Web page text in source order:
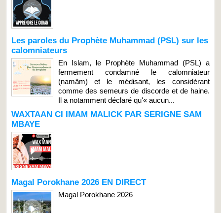
Les paroles du Prophète Muhammad (PSL) sur les
calomniateurs
En Islam, le Prophète Muhammad (PSL) a
fermement condamné le calomniateur
(namâm) et le médisant, les considérant
comme des semeurs de discorde et de haine.
Il a notamment déclaré qu'« aucun...
WAXTAAN CI IMAM MALICK PAR SERIGNE SAM
MBAYE
Magal Porokhane 2026 EN DIRECT
Magal Porokhane 2026